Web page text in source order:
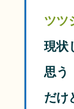
ツツ
現状
思う
だけ